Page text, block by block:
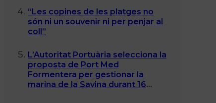
“Les copines de les platges no
són ni un souvenir ni per penjar al
coll”
L’Autoritat Portuària selecciona la
proposta de Port Med
Formentera per gestionar la
marina de la Savina durant 16